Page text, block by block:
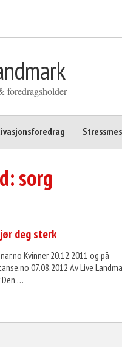
foredragsholder
sorg
deg sterk
Kvinner 20.12.2011 og på
07.08.2012 Av Live
…